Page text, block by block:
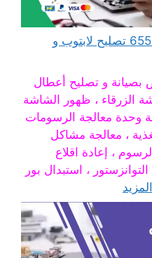
مهندس كمبيوتر الزور 65511033 تصليح لابتوب و
بصيانة و تصليح أعطال
الزرقاء ، ظهور الشاشة
وحدة معالجة الرسومات
، معالجة مشاكل
، إعادة اقلاع
، استبدال بور